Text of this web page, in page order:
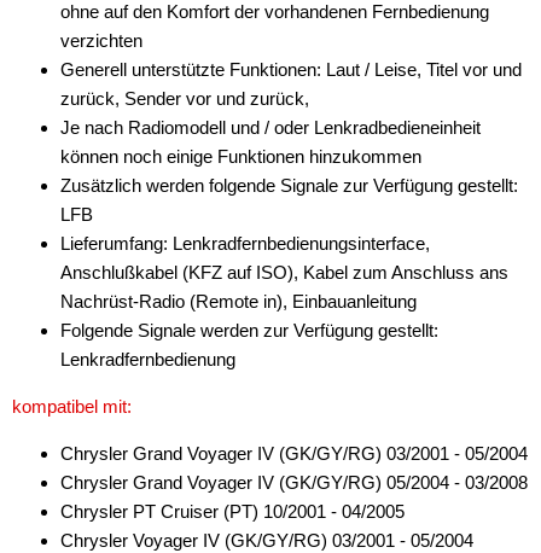
Lautsprecherkabel
Lautsprecherringe
Lenkradadapter
für Alfa Romeo
für Audi
für BMW
für Buick
für Chevrolet
für Chrysler
Alpine
Blaupunkt
ohne auf den Komfort der vorhandenen Fernbedienung
verzichten
Generell unterstützte Funktionen: Laut / Leise, Titel vor und
zurück, Sender vor und zurück,
Je nach Radiomodell und / oder Lenkradbedieneinheit
können noch einige Funktionen hinzukommen
Zusätzlich werden folgende Signale zur Verfügung gestellt:
LFB
Lieferumfang: Lenkradfernbedienungsinterface,
Anschlußkabel (KFZ auf ISO), Kabel zum Anschluss ans
Nachrüst-Radio (Remote in), Einbauanleitung
Folgende Signale werden zur Verfügung gestellt:
Lenkradfernbedienung
kompatibel mit:
Chrysler Grand Voyager IV (GK/GY/RG) 03/2001 - 05/2004
Chrysler Grand Voyager IV (GK/GY/RG) 05/2004 - 03/2008
Chrysler PT Cruiser (PT) 10/2001 - 04/2005
Chrysler Voyager IV (GK/GY/RG) 03/2001 - 05/2004